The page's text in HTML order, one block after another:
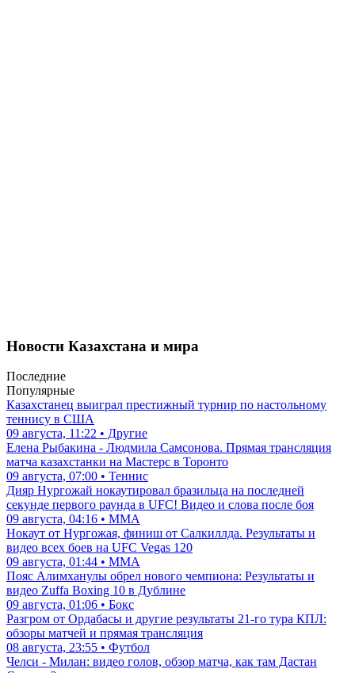
Новости Казахстана и мира
Последние
Популярные
Казахстанец выиграл престижный турнир по настольному
теннису в США
09 августа, 11:22 • Другие
Елена Рыбакина - Людмила Самсонова. Прямая трансляция
матча казахстанки на Мастерс в Торонто
09 августа, 07:00 • Теннис
Дияр Нургожай нокаутировал бразильца на последней
секунде первого раунда в UFC! Видео и слова после боя
09 августа, 04:16 • ММА
Нокаут от Нургожая, финиш от Салкиллда. Результаты и
видео всех боев на UFC Vegas 120
09 августа, 01:44 • ММА
Пояс Алимханулы обрел нового чемпиона: Результаты и
видео Zuffa Boxing 10 в Дублине
09 августа, 01:06 • Бокс
Разгром от Ордабасы и другие результаты 21-го тура КПЛ:
обзоры матчей и прямая трансляция
08 августа, 23:55 • Футбол
Челси - Милан: видео голов, обзор матча, как там Дастан